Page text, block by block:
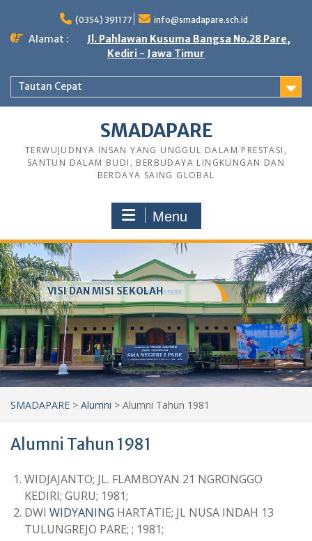
content
(0354) 391177 info@smadapare.sch.id
Alamat :
Jl. Pahlawan Kusuma Bangsa No.28 Pare,
Kediri - Jawa Timur
Tautan Cepat
SMADAPARE
TERWUJUDNYA INSAN YANG UNGGUL DALAM PRESTASI,
SANTUN DALAM BUDI, BERBUDAYA LINGKUNGAN DAN
BERDAYA SAING GLOBAL
Menu
VISI DAN MISI SEKOLAH
SMADAPARE > Alumni > Alumni Tahun 1981
Alumni Tahun 1981
WIDJAJANTO; JL. FLAMBOYAN 21 NGRONGGO
KEDIRI; GURU; 1981;
DWI WIDYANING HARTATIE; JL NUSA INDAH 13
TULUNGREJO PARE; ; 1981;